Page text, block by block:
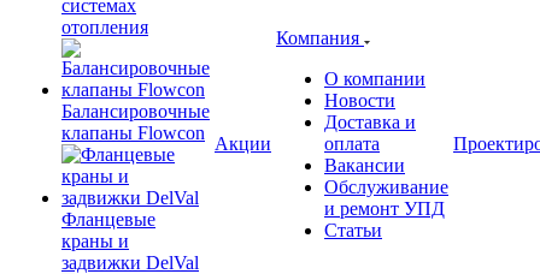
системах
отопления
Балансировочные
клапаны Flowcon
Фланцевые
краны и
задвижки DelVal
Акции
Компания
О компании
Новости
Доставка и
оплата
Вакансии
Обслуживание
и ремонт УПД
Статьи